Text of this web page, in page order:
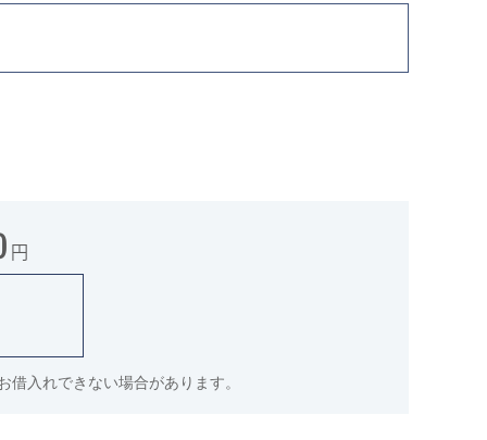
円
入れできない場合があります。